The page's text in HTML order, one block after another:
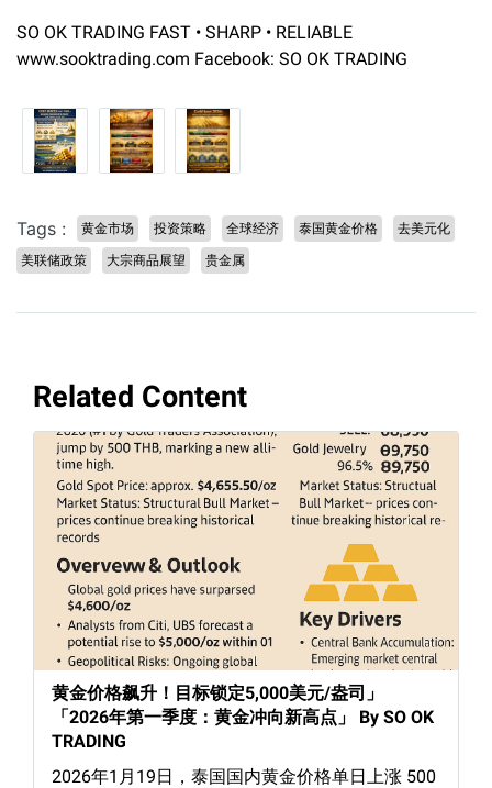
SO OK TRADING FAST • SHARP • RELIABLE
www.sooktrading.com Facebook: SO OK TRADING
Tags : 黄金市场 投资策略 全球经济 泰国黄金价格 去美元化
美联储政策 大宗商品展望 贵金属
Related Content
黄金价格飙升！目标锁定5,000美元/盎司」
「2026年第一季度：黄金冲向新高点」 By SO OK
TRADING
2026年1月19日，泰国国内黄金价格单日上涨 500